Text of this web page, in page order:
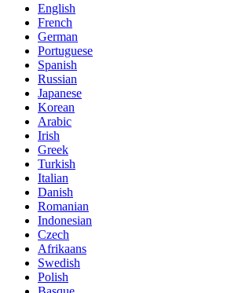
English
French
German
Portuguese
Spanish
Russian
Japanese
Korean
Arabic
Irish
Greek
Turkish
Italian
Danish
Romanian
Indonesian
Czech
Afrikaans
Swedish
Polish